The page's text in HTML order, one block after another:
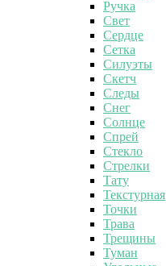
Ручка
Свет
Сердце
Сетка
Силуэты
Скетч
Следы
Снег
Солнце
Спрей
Стекло
Стрелки
Тату
Текстурная
Точки
Трава
Трещины
Туман